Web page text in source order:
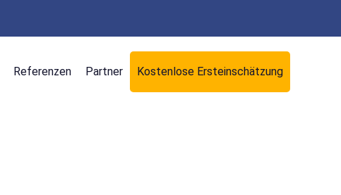
Referenzen Partner Kostenlose Ersteinschätzung